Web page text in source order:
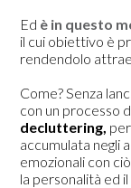
Ed è in questo
il cui obiettivo è
rendendolo
Come? Senza
con un processo
decluttering,
accumulata negli
emozionali con
la personalità ed il